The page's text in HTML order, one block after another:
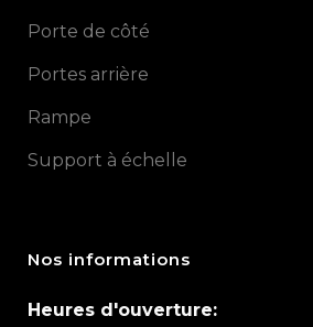
Porte de côté
Portes arrière
Rampe
Support à échelle
Nos informations
Heures d'ouverture: